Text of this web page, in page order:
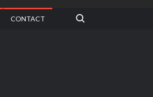
CONTACT
Search for: